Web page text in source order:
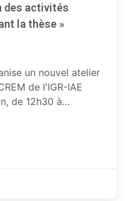
des activités
la thèse »
un nouvel atelier
de l'IGR-IAE
de 12h30 à…